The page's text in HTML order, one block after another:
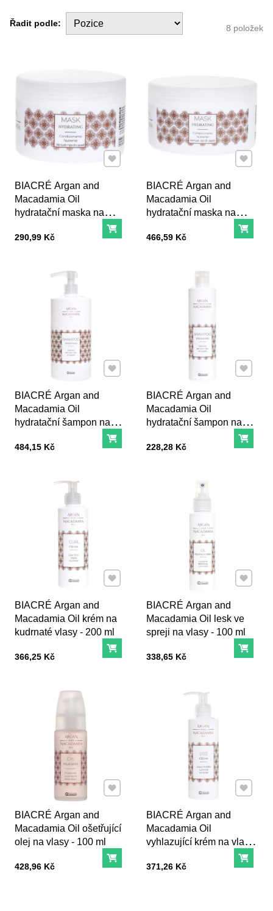
Řadit podle: 8 položek
BIACRÉ Argan and
Macadamia Oil
hydratační maska na
Cena s DPH
290,99 Kč Do košíku
Přidat k Oblíbeným
BIACRÉ Argan and
Macadamia Oil
hydratační maska na
Cena s DPH
466,59 Kč Do
Přidat k
BIACRÉ Argan and
Macadamia Oil
hydratační šampon na
Cena s DPH
484,15 Kč Do košíku
Přidat k Oblíbeným
BIACRÉ Argan and
Macadamia Oil
hydratační šampon na
Cena s DPH
228,28 Kč Do
Přidat k
BIACRÉ Argan and
Macadamia Oil krém na
kudrnaté vlasy - 200 ml
Cena s DPH
366,25 Kč Do košíku
Přidat k Oblíbeným
BIACRÉ Argan and
Macadamia Oil lesk ve
spreji na vlasy - 100 ml
Cena s DPH
338,65 Kč Do
Přidat k
BIACRÉ Argan and
Macadamia Oil ošetřující
olej na vlasy - 100 ml
Cena s DPH
428,96 Kč Do košíku
Přidat k Oblíbeným
BIACRÉ Argan and
Macadamia Oil
vyhlazující krém na vlasy
Cena s DPH
371,26 Kč Do
Přidat k